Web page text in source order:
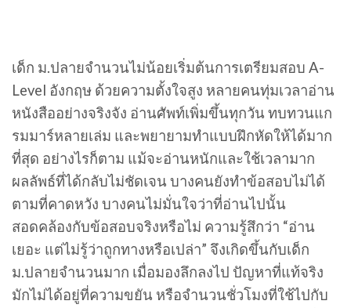
เด็ก ม.ปลายจำนวนไม่น้อยเริ่มต้นการเตรียมสอบ A-
Level อังกฤษ ด้วยความตั้งใจสูง หลายคนทุ่มเวลาอ่าน
หนังสืออย่างจริงจัง อ่านศัพท์เพิ่มขึ้นทุกวัน ทบทวนแก
รมมาร์หลายเล่ม และพยายามทำแบบฝึกหัดให้ได้มาก
ที่สุด อย่างไรก็ตาม แม้จะอ่านหนักและใช้เวลามาก
ผลลัพธ์ที่ได้กลับไม่ชัดเจน บางคนยังทำข้อสอบไม่ได้
ตามที่คาดหวัง บางคนไม่มั่นใจว่าที่อ่านไปนั้น
สอดคล้องกับข้อสอบจริงหรือไม่ ความรู้สึกว่า “อ่าน
เยอะ แต่ไม่รู้ว่าถูกทางหรือเปล่า” จึงเกิดขึ้นกับเด็ก
ม.ปลายจำนวนมาก เมื่อมองลึกลงไป ปัญหาที่แท้จริง
มักไม่ได้อยู่ที่ความขยัน หรือจำนวนชั่วโมงที่ใช้ไปกับ